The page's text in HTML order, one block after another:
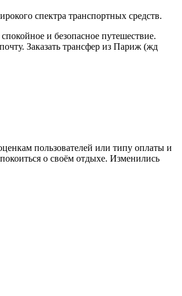
спектра транспортных средств.
и безопасное путешествие.
Заказать трансфер из Париж (жд
пользователей или типу оплаты и
о своём отдыхе. Изменились